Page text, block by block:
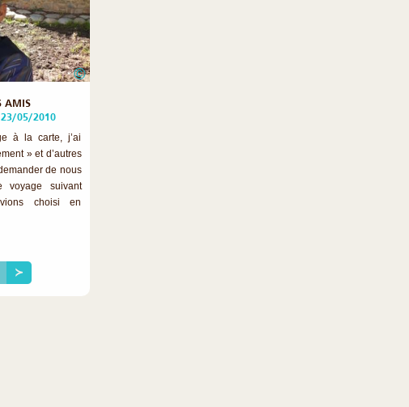
©
AMIS
05/2010
à la carte, j’ai
» et d’autres
de nous
voyage suivant
choisi en
≻